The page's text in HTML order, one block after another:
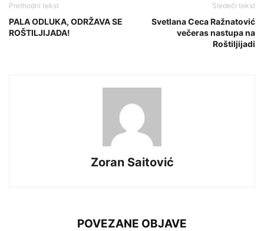
Prethodni tekst
PALA ODLUKA, ODRŽAVA SE
ROŠTILJIJADA!
Sledeći tekst
Svetlana Ceca Ražnatović
večeras nastupa na
Roštiljijadi
Zoran Saitović
POVEZANE OBJAVE